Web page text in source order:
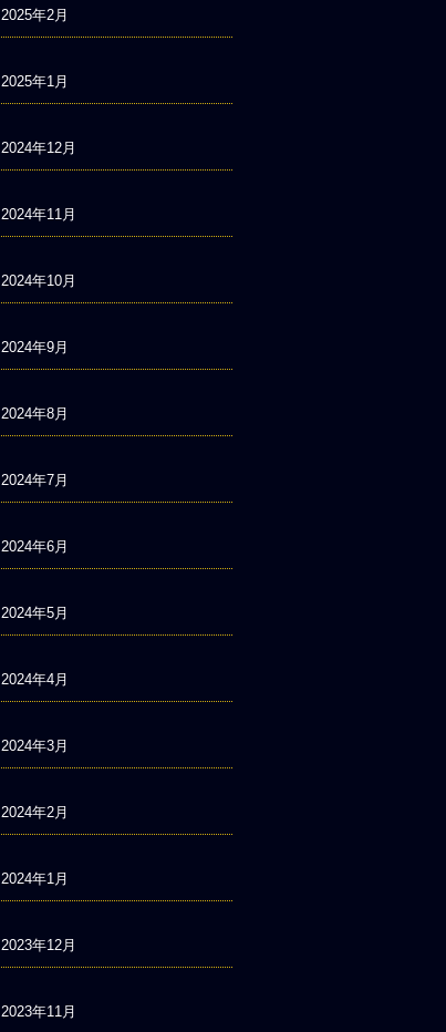
2025年2月
2025年1月
2024年12月
2024年11月
2024年10月
2024年9月
2024年8月
2024年7月
2024年6月
2024年5月
2024年4月
2024年3月
2024年2月
2024年1月
2023年12月
2023年11月